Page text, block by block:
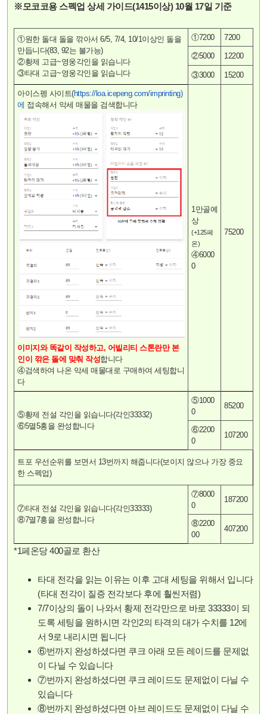
※모코코용 스펙업 상세 가이드(1415이상) 10월 17일 기준
①원한 돌대 돌을 깎아서 6/5, 7/4, 10/1이상인 돌을
만듭니다(83, 92는 불가능)
②황제 고급~영웅각인을 읽습니다
③타대 고급~영웅각인을 읽습니다
①7200 7200
②5000 12200
③3000 15200
아이스펭 사이트(https://loa.icepeng.com/imprinting)
에 접속해서 악세 매물을 검색합니다
이미지와 똑같이 작성하고, 어빌리티 스톤란만 본
인이 깎은 돌에 맞춰 작성합니다
④검색하여 나온 악세 매물대로 구매하여 세팅합니
다
1만골예
상
(+125페
온)
④6000
0
75200
⑤황제 전설 각인을 읽습니다(각인33332)
⑥5멸5홍을 완성합니다
⑤1000
0
85200
⑥2200
0
107200
트포 우선순위를 보면서 13번까지 해줍니다(보이지 않으나 가장 중요
한 스펙업)
⑦타대 전설 각인을 읽습니다(각인33333)
⑧7멸7홍을 완성합니다
⑦8000
0
187200
⑧2200
00
407200
*1페온당 400골로 환산
타대 전각을 읽는 이유는 이후 고대 세팅을 위해서 입니다
(타대 전각이 질증 전각보다 후에 훨씬저렴)
7/7이상의 돌이 나와서 황제 전각만으로 바로 33333이 되
도록 세팅을 원하시면 각인2의 타격의 대가 수치를 12에
서 9로 내리시면 됩니다
⑥번까지 완성하셨다면 쿠크 아래 모든 레이드를 문제없
이 다닐 수 있습니다
⑦번까지 완성하셨다면 쿠크 레이드도 문제없이 다닐 수
있습니다
⑧번까지 완성하셨다면 아브 레이드도 문제없이 다닐 수